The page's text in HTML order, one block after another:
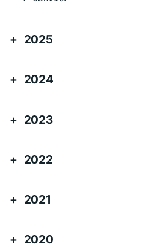
2025
2024
2023
2022
2021
2020